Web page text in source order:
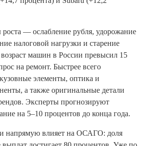
— ослабление рубля, удорожание
налоговой нагрузки и старение
машин в России превысил 15
на ремонт. Быстрее всего
элементы, оптика и
а также оригинальные детали
Эксперты прогнозируют
на 5–10 процентов до конца года.
напрямую влияет на ОСАГО: доля